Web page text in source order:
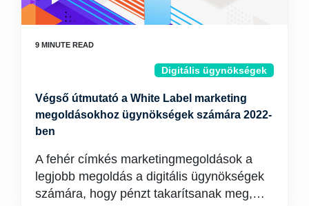
Digitális ügynökségek
Végső útmutató a White Label marketing
megoldásokhoz ügynökségek számára 2022-
ben
A fehér címkés marketingmegoldások a
legjobb megoldás a digitális ügynökségek
számára, hogy pénzt takarítsanak meg,…